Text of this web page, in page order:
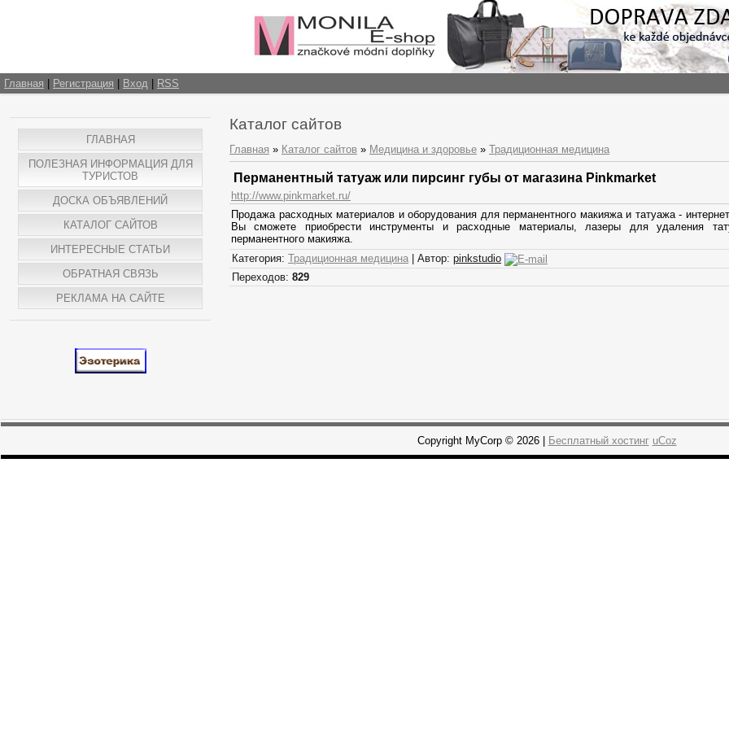
Главная Регистрация Вход RSS
ГЛАВНАЯ
ПОЛЕЗНАЯ ИНФОРМАЦИЯ ДЛЯ
ТУРИСТОВ
ДОСКА ОБЪЯВЛЕНИЙ
КАТАЛОГ САЙТОВ
ИНТЕРЕСНЫЕ СТАТЬИ
ОБРАТНАЯ СВЯЗЬ
РЕКЛАМА НА САЙТЕ
Каталог сайтов
Главная » Каталог сайтов » Медицина и здоровье » Традиционная медицина
Перманентный татуаж или пирсинг губы от магазина Pinkmarket
http://www.pinkmarket.ru/
Продажа расходных материалов и оборудования для перманентного макияжа и татуажа -
Вы сможете приобрести инструменты и расходные материалы, лазеры для удаления
перманентного макияжа.
Категория: Традиционная медицина | Автор: pinkstudio
Переходов: 829
Copyright MyCorp © 2026 | Бесплатный хостинг uCoz